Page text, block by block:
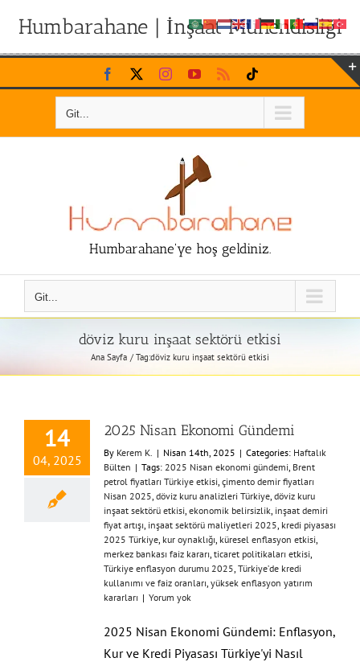
Humbarahane | İnşaat Mühendisliği
Skip
to
Facebook InstagramYouTubeRss
Git...
Humbarahane'ye hoş geldiniz.
Git...
döviz kuru inşaat sektörü etkisi
Ana Sayfa Tag:döviz kuru inşaat sektörü etkisi
14
04, 2025
2025 Nisan Ekonomi Gündemi
By Kerem K. | Nisan 14th, 2025 | Categories: Haftalık
Bülten | Tags: 2025 Nisan ekonomi gündemi, Brent
petrol fiyatları Türkiye etkisi, çimento demir fiyatları
Nisan 2025, döviz kuru analizleri Türkiye, döviz kuru
inşaat sektörü etkisi, ekonomik belirsizlik, inşaat demiri
fiyat artışı, inşaat sektörü maliyetleri 2025, kredi piyasası
2025 Türkiye, kur oynaklığı, küresel enflasyon etkisi,
merkez bankası faiz kararı, ticaret politikaları etkisi,
Türkiye enflasyon durumu 2025, Türkiye’de kredi
kullanımı ve faiz oranları, yüksek enflasyon yatırım
kararları | Yorum yok
2025 Nisan Ekonomi Gündemi: Enflasyon,
Kur ve Kredi Piyasası Türkiye'yi Nasıl